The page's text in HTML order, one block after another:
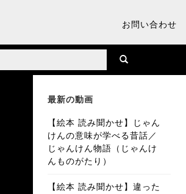
お問い合わせ
最新の動画
【絵本 読み聞かせ】じゃん
けんの意味が学べる昔話／
じゃんけん物語（じゃんけ
んものがたり）
【絵本 読み聞かせ】違った